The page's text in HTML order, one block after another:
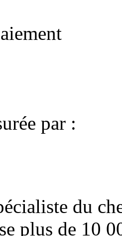
par :
du
plus de 10